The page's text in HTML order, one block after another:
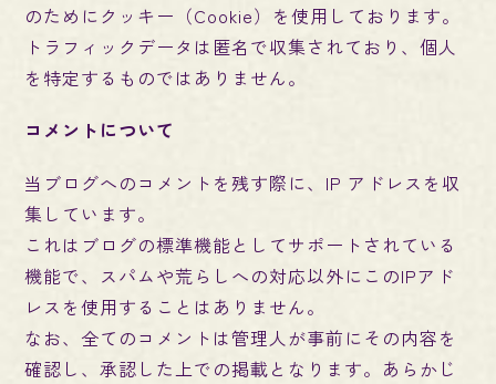
のためにクッキー（Cookie）を使用しております。
トラフィックデータは匿名で収集されており、個人
を特定するものではありません。
コメントについて
当ブログへのコメントを残す際に、IP アドレスを収
集しています。
これはブログの標準機能としてサポートされている
機能で、スパムや荒らしへの対応以外にこのIPアド
レスを使用することはありません。
なお、全てのコメントは管理人が事前にその内容を
確認し、承認した上での掲載となります。あらかじ